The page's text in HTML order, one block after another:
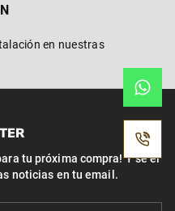
en nuestras
tu próxima compra! Y se el
noticias en tu email.